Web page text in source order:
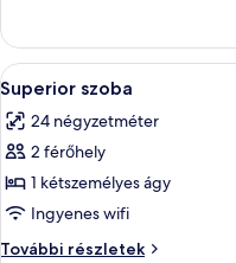
A
következő
szoba
összes
képének
megtekintése:
Superior
4
Superior szoba
24 négyzetméter
2 férőhely
1 kétszemélyes ágy
Ingyenes wifi
További részletek
Superior